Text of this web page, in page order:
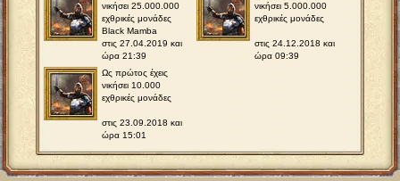
νικήσει 25.000.000
εχθρικές μονάδες
Βlack Mamba
στις 27.04.2019 και
ώρα 21:39
νικήσει 5.000.000
εχθρικές μονάδες
στις 24.12.2018 και
ώρα 09:39
Ως πρώτος έχεις
νικήσει 10.000
εχθρικές μονάδες
στις 23.09.2018 και
ώρα 15:01